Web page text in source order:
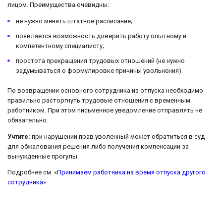
лицом. Преимущества очевидны:
не нужно менять штатное расписание;
появляется возможность доверить работу опытному и
компетентному специалисту;
простота прекращения трудовых отношений (не нужно
задумываться о формулировке причины увольнения).
По возвращении основного сотрудника из отпуска необходимо
правильно расторгнуть трудовые отношения с временным
работником. При этом письменное уведомление отправлять не
обязательно.
Учтите: при нарушении прав уволенный может обратиться в суд
для обжалования решения либо получения компенсации за
вынужденные прогулы.
Подробнее см. «Принимаем работника на время отпуска другого
сотрудника».